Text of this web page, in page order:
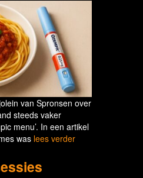
van Spronsen over
steeds vaker
menu’. In een artikel
was lees verder